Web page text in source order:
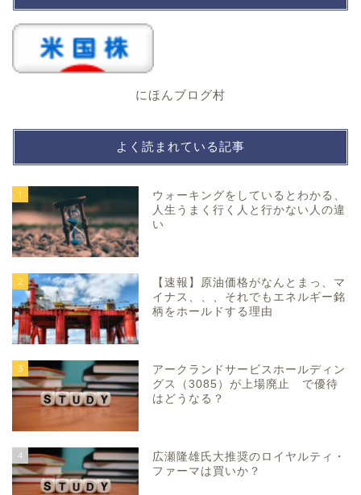
にほんブログ村
よく読まれている記事
1
ウォーキングをしているとわかる、
人生うまく行く人と行かない人の違
い
2
【速報】原油価格がなんとまっ、マ
イナス、、、それでもエネルギー銘
柄をホールドする理由
3
アークランドサービスホールディン
グス（3085）が上場廃止 で優待
はどうなる？
4
広瀬隆雄氏大推奨のロイヤルティ・
ファーマは買いか？